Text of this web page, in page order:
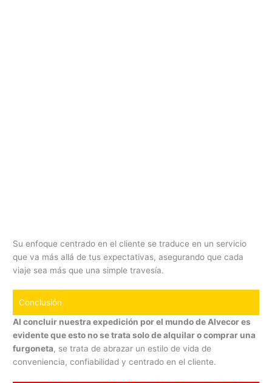
Su enfoque centrado en el cliente se traduce en un servicio
que va más allá de tus expectativas, asegurando que cada
viaje sea más que una simple travesía.
Conclusión
Al concluir nuestra expedición por el mundo de Alvecor es
evidente que esto no se trata solo de alquilar o comprar una
furgoneta, se trata de abrazar un estilo de vida de
conveniencia, confiabilidad y centrado en el cliente.